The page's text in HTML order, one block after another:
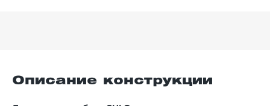
Описание конструкции